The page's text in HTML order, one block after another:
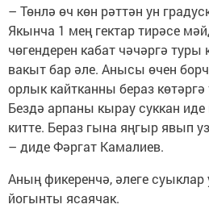
– Төнлә өч көн рәттән ун
Якынча 1 мең гектар тирәсе
чөгендерен кабат чәчәргә
вакыт бар әле. Анысы өчен
орлык кайтканны бераз
Бездә арпаны кырау суккан иде
китте. Бераз гына яңгыр явып
– диде Фәргат Камалиев.
Аның фикеренчә, әлеге
йогынты ясаячак.